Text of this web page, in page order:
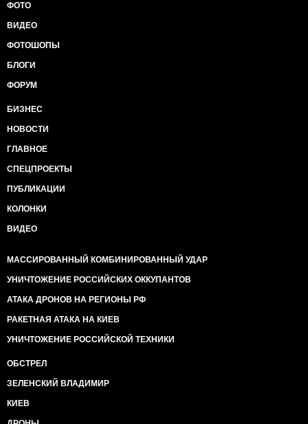
ФОТО
ВИДЕО
ФОТОШОПЫ
БЛОГИ
ФОРУМ
БИЗНЕС
НОВОСТИ
ГЛАВНОЕ
СПЕЦПРОЕКТЫ
ПУБЛИКАЦИИ
КОЛОНКИ
ВИДЕО
МАССИРОВАННЫЙ КОМБИНИРОВАННЫЙ УДАР
УНИЧТОЖЕНИЕ РОССИЙСКИХ ОККУПАНТОВ
АТАКА ДРОНОВ НА РЕГИОНЫ РФ
РАКЕТНАЯ АТАКА НА КИЕВ
УНИЧТОЖЕНИЕ РОССИЙСКОЙ ТЕХНИКИ
ОБСТРЕЛ
ЗЕЛЕНСКИЙ ВЛАДИМИР
КИЕВ